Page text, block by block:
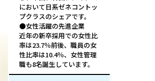
において日系ゼネコントッ
プクラスのシェアです。
●女性活躍の先進企業
近年の新卒採用での女性比
率は23.7％前後、職員の女
性比率は10.4％、女性管理
職も8名誕生しています。